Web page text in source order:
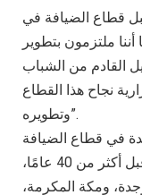
قطاع الضيافة في
ملتزمون بتطوير
القادم من الشباب
نجاح هذا القطاع
وتطويره”.
في قطاع الضيافة
على مستوى المنطقة، حيث تأسست قبل أكثر من 40 عامًا،
ومكة المكرمة،